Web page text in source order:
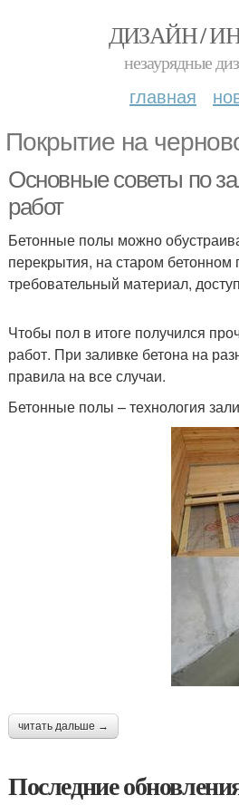
ДИЗАЙН /
незаурядные
главная
Покрытие на
Основные советы по
работ
Бетонные полы можно
перекрытия, на старом
требовательный материал,
Чтобы пол в итоге получился
работ. При заливке бетона на
правила на все случаи.
Бетонные полы – технология
читать дальше →
Последние